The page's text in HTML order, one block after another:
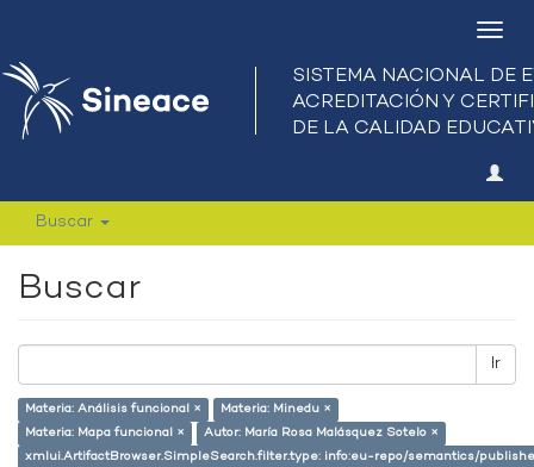
Buscar
Buscar
Ir
Materia: Análisis funcional ×
Materia: Minedu ×
Materia: Mapa funcional ×
Autor: María Rosa Malásquez Sotelo ×
xmlui.ArtifactBrowser.SimpleSearch.filter.type: info:eu-repo/semantics/